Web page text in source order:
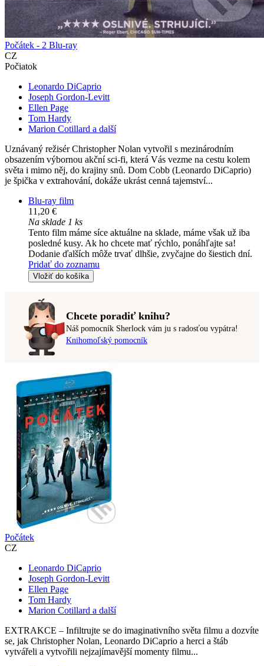
Počátek - 2 Blu-ray
CZ
Počiatok
Leonardo DiCaprio
Joseph Gordon-Levitt
Ellen Page
Tom Hardy
Marion Cotillard a další
Uznávaný režisér Christopher Nolan vytvořil s mezinárodním
obsazením výbornou akční sci-fi, která Vás vezme na cestu kolem
světa i mimo něj, do krajiny snů. Dom Cobb (Leonardo DiCaprio)
je špička v extrahování, dokáže ukrást cenná tajemství...
Blu-ray film
11,20 €
Na sklade 1 ks
Tento film máme síce aktuálne na sklade, máme však už iba
posledné kusy. Ak ho chcete mať rýchlo, ponáhľajte sa!
Dodanie ďalších môže trvať dlhšie, zvyčajne do šiestich dní.
Pridať do zoznamu
Vložiť do košíka
Chcete poradiť knihu?
Náš pomocník Sherlock vám ju s radosťou vypátra!
Knihomoľský pomocník
Počátek
CZ
Leonardo DiCaprio
Joseph Gordon-Levitt
Ellen Page
Tom Hardy
Marion Cotillard a další
EXTRAKCE – Infiltrujte se do imaginativního světa filmu a dozvíte
se, jak Christopher Nolan, Leonardo DiCaprio a herci a štáb
vytvářeli a vytvořili nejzajímavější momenty filmu...